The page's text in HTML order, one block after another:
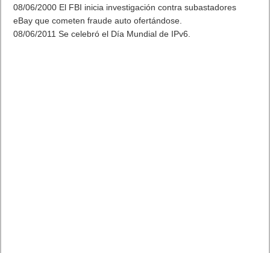
08/06/2000 El FBI inicia investigación contra subastadores
eBay que cometen fraude auto ofertándose.
08/06/2011 Se celebró el Día Mundial de IPv6.